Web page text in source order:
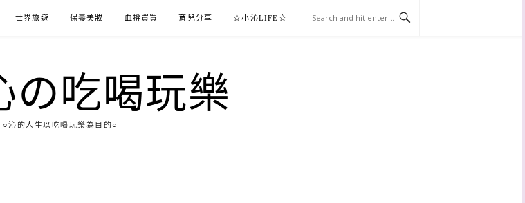
世界旅遊 保養美妝 血拚買買 育兒分享 ☆小沁LIFE☆
の吃喝玩樂
○沁的人生以吃喝玩樂為目的○